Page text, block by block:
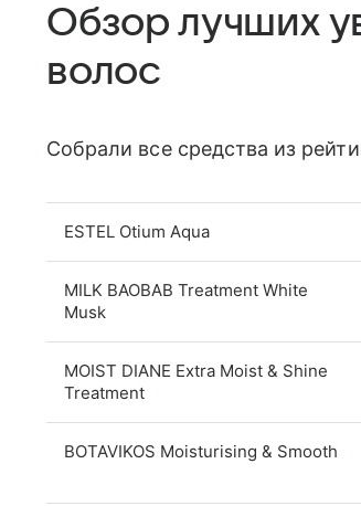
Обзор лучших
волос
Собрали все средства из
ESTEL Otium Aqua
MILK BAOBAB Treatment White
Musk
MOIST DIANE Extra Moist & Shine
Treatment
BOTAVIKOS Moisturising & Smooth